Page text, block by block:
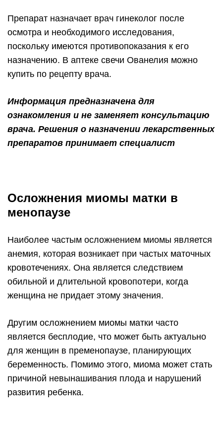
Препарат назначает врач гинеколог после
осмотра и необходимого исследования,
поскольку имеются противопоказания к его
назначению. В аптеке свечи Ованелия можно
купить по рецепту врача.
Информация предназначена для
ознакомления и не заменяет консультацию
врача. Решения о назначении лекарственных
препаратов принимает специалист
Осложнения миомы матки в
менопаузе
Наиболее частым осложнением миомы является
анемия, которая возникает при частых маточных
кровотечениях. Она является следствием
обильной и длительной кровопотери, когда
женщина не придает этому значения.
Другим осложнением миомы матки часто
является бесплодие, что может быть актуально
для женщин в пременопаузе, планирующих
беременность. Помимо этого, миома может стать
причиной невынашивания плода и нарушений
развития ребенка.